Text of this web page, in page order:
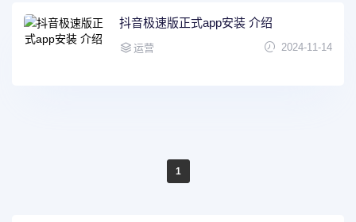
抖音极速版正式app安装 介绍
运营 2024-11-14
1